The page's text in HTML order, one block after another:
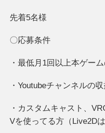
先着5名様
〇応募条件
・最低月1回以上本ゲー
・Youtubeチャンネルの
・カスタムキャスト、
Vを使ってる方（Live2Dは